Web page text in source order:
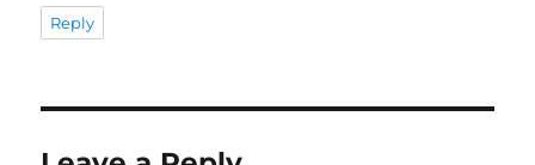
Reply